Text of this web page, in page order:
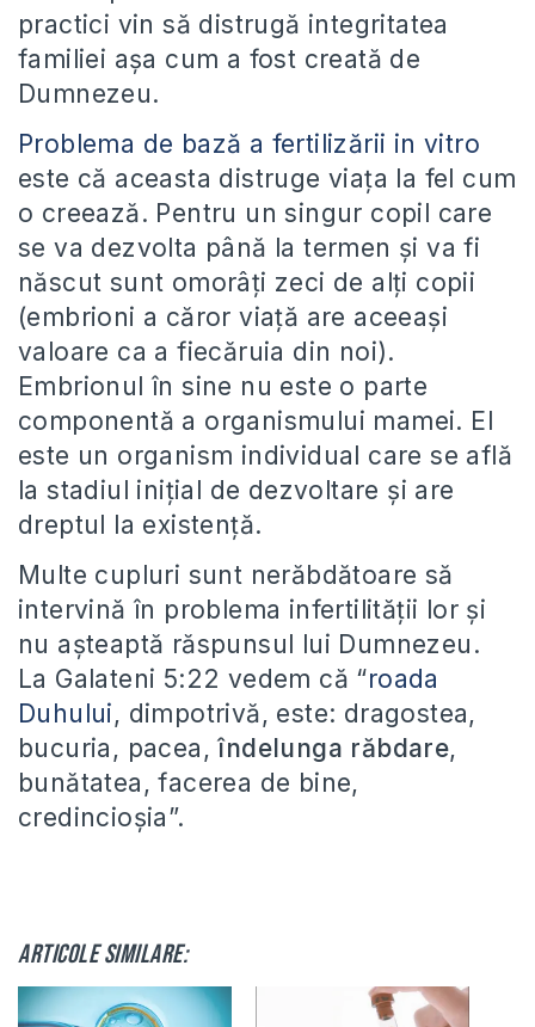
practici vin să distrugă integritatea
familiei așa cum a fost creată de
Dumnezeu.
Problema de bază a fertilizării in vitro
este că aceasta distruge viața la fel cum
o creează. Pentru un singur copil care
se va dezvolta până la termen și va fi
născut sunt omorâți zeci de alți copii
(embrioni a căror viață are aceeași
valoare ca a fiecăruia din noi).
Embrionul în sine nu este o parte
componentă a organismului mamei. El
este un organism individual care se află
la stadiul inițial de dezvoltare și are
dreptul la existență.
Multe cupluri sunt nerăbdătoare să
intervină în problema infertilității lor și
nu așteaptă răspunsul lui Dumnezeu.
La Galateni 5:22 vedem că “roada
Duhului, dimpotrivă, este: dragostea,
bucuria, pacea,îndelunga răbdare,
bunătatea, facerea de bine,
credincioşia”.
Articole similare: